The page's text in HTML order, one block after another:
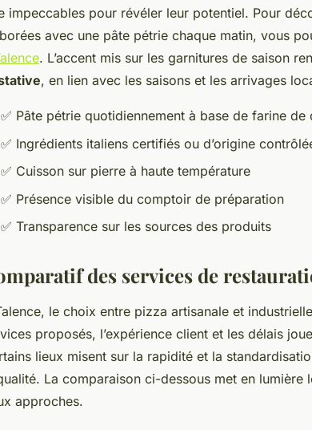
impeccables pour révéler leur potentiel. Pour
avec une pâte pétrie chaque matin, vous
. L’accent mis sur les garnitures de saison
, en lien avec les saisons et les arrivages
✅ Pâte pétrie quotidiennement à base de farine de
✅ Ingrédients italiens certifiés ou d’origine
✅ Cuisson sur pierre à haute température
✅ Présence visible du comptoir de préparation
✅ Transparence sur les sources des produits
des services de
le choix entre pizza artisanale et
proposés, l’expérience client et les délais
lieux misent sur la rapidité et la
La comparaison ci-dessous met en lumière
approches.